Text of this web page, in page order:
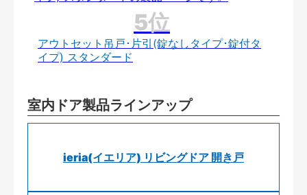
アウトセット吊戸･片引(錠なしタイプ･錠付タ
イプ) スタンダード
室内ドア製品ラインアップ
ieria(イエリア) リビングドア 開き戸